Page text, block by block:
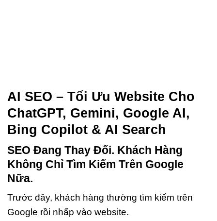
AI SEO – Tối Ưu Website Cho
ChatGPT, Gemini, Google AI,
Bing Copilot & AI Search
SEO Đang Thay Đổi. Khách Hàng
Không Chỉ Tìm Kiếm Trên Google
Nữa.
Trước đây, khách hàng thường tìm kiếm trên
Google rồi nhấp vào website.